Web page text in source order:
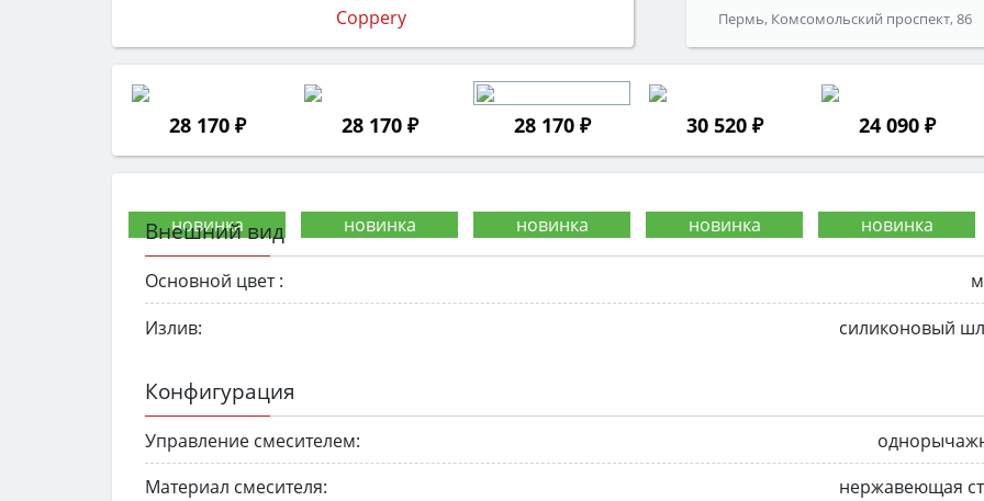
28 170 ₽ 28 170 ₽ 28 170 ₽ 30 520 ₽ 24 090 ₽
Пермь, Комсомольский проспект, 86
Внешний вид
Основной цвет :
Излив:
силиконовый
Конфигурация
Управление смесителем:
Материал смесителя:
нержавеющая